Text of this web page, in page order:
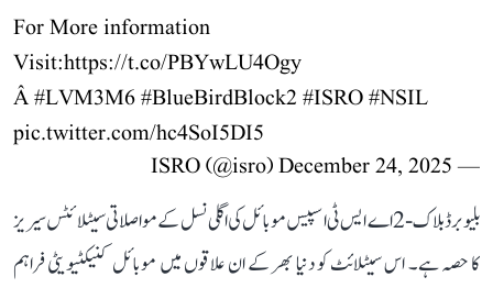
For More information
Visit:https://t.co/PBYwLU4Ogy
Â#LVM3M6#BlueBirdBlock2 #ISRO#NSIL
pic.twitter.com/hc4SoI5DI5
— ISRO (@isro)
December 24, 2025
بلیو برڈ بلاک-2 اے ایس ٹی اسپیس موبائل کی اگلی نسل کے مواصلاتی سیٹلائٹس سیریز
کا حصہ ہے۔ اس سیٹلائٹ کو دنیا بھر کے ان علاقوں میں موبائل کنیکٹیویٹی فراہم